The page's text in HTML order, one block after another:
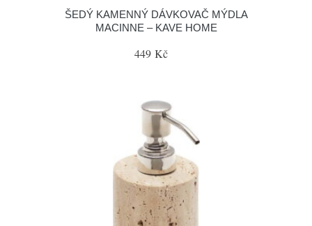
ŠEDÝ KAMENNÝ DÁVKOVAČ MÝDLA
MACINNE – KAVE HOME
449 Kč